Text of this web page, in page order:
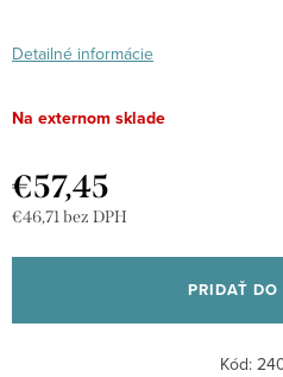
Detailné informácie
Na externom sklade
€57,45
€46,71 bez DPH
cena:
PRIDAŤ DO
Kód: